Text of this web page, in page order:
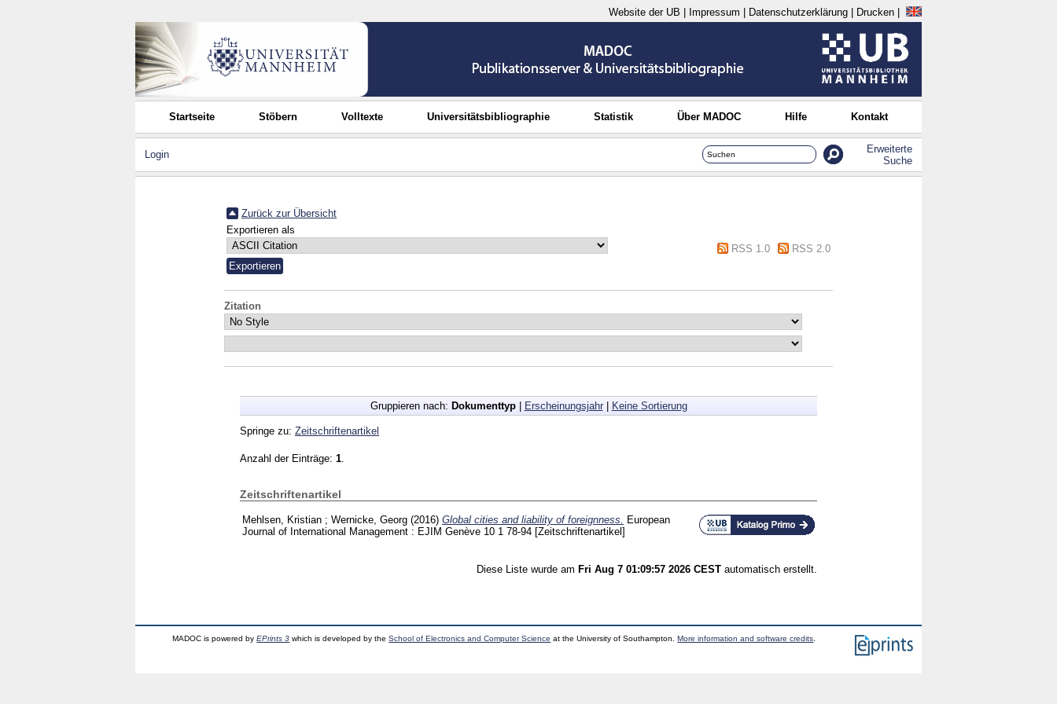
Website der UB Impressum Datenschutzerklärung Drucken
Startseite Stöbern Volltexte Universitätsbibliographie Statistik Über MADOC Hilfe Kontakt
Login
Erweiterte
Suche
Zurück zur Übersicht
Exportieren als
RSS 1.0
RSS 2.0
Zitation
Gruppieren nach: Dokumenttyp| Erscheinungsjahr| Keine Sortierung
Springe zu: Zeitschriftenartikel
Anzahl der Einträge: 1
Zeitschriftenartikel
Mehlsen, Kristian ; Wernicke, Georg (2016) Global cities and liability of foreignness.
European
Journal of International Management : EJIM Genève 10 1 78-94 [Zeitschriftenartikel]
Diese Liste wurde am Fri Aug 7 01:09:57 2026 CEST automatisch erstellt.
MADOC is powered byEPrints 3 which is developed by theSchool of Electronics and Computer Science at the University of Southampton.More information and software credits